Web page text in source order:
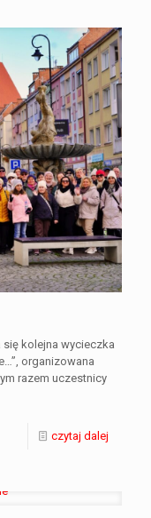
się kolejna wycieczka
organizowana
razem uczestnicy
czytaj dalej